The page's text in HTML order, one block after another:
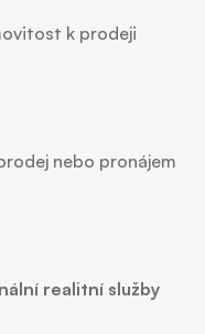
k prodeji
nebo pronájem
realitní služby